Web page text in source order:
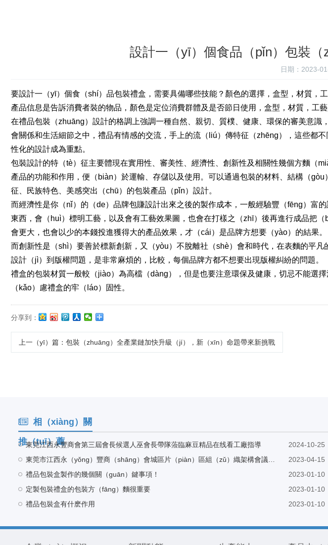
設計一（yī）個食品（pǐn）包裝
日期：2023-
要設計一（yī）個食（shí）品包裝禮盒，需要具備哪些技能？顏色的選擇，盒型，材質，
產品信息是告訴消費者裝的物品，顏色是定位消費群體及是否節日使用，盒型，材質，工
在禮品包裝（zhuāng）設計的格調上強調一種自然、親切、質樸、健康、環保的審美意
會關係和生活細節之中，禮品有情感的交流，手上的流（liú）傳特征（zhēng），這些都
性化的設計成為重點。
包裝設計的特（tè）征主要體現在實用性、審美性、經濟性、創新性及相關性幾個方麵（
產品的功能和作用，便（biàn）於運輸、存儲以及使用。可以通過包裝的材料、結構（
征、民族特色、美感突出（chū）的包裝產品（pǐn）設計。
而經濟性是你（nǐ）的（de）品牌包賺設計出來之後的製作成本，一般經驗豐（fēng）富
東西，會（huì）標明工藝，以及會有工藝效果圖，也會在打樣之（zhī）後再進行成品把
會更大，也會以少的本錢投進獲得大的產品效果，才（cái）是品牌方想要（yào）的結果。
而創新性是（shì）要善於標新創新，又（yòu）不脫離社（shè）會和時代，在表麵的平
設計（jì）到版權問題，是非常麻煩的，比較，每個品牌方都不想要出現版權糾紛的問題。
禮盒的包裝材質一般較（jiào）為高檔（dàng），但是也要注意環保及健康，切忌不能選
（kǎo）慮禮盒的牢（láo）固性。
分享到：
上一（yī）篇 ：包裝（zhuāng）全產業鏈加快升級（jí），新（xīn）命題帶來新挑戰
相（xiàng）關
推（tuī）薦
東莞江西永豐商會第三屆會長候選人巫會長帶隊蒞臨麻豆精品在线看工廠指導 2024-10-25
2023-04-15
禮品包裝盒製作的幾個關（guān）鍵事項！
2023-01-10
定製包裝禮盒的包裝方（fāng）麵很重要
2023-01-10
禮品包裝盒有什麽作用
2023-01-10